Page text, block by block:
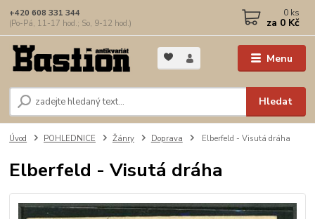
Menu
Hledat
+420 608 331 344
(Po-Pá, 11-17 hod.; So, 9-12 hod.)
0 ks
za 0 Kč
Úvod POHLEDNICE Žánry Doprava Elberfeld - Visutá dráha
Elberfeld - Visutá dráha